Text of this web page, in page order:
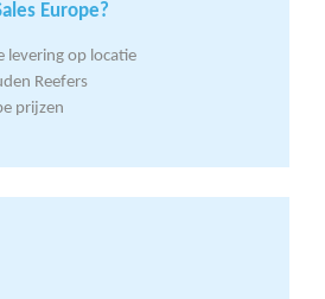
Europe?
levering op locatie
Reefers
prijzen